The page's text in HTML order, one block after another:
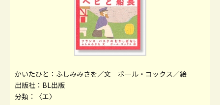
かいたひと：ふしみみさを／文 ポール・コックス／絵
出版社：BL出版
分類：〈エ〉